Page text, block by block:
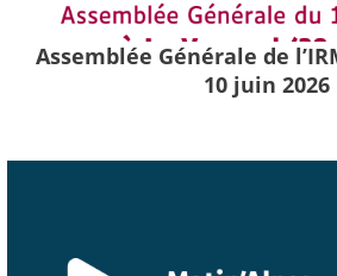
Assemblée Générale de
10 juin 2026